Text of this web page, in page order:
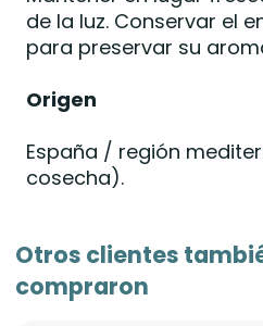
de la luz. Conservar el
para preservar su
Origen
España / región
cosecha).
Otros clientes
compraron